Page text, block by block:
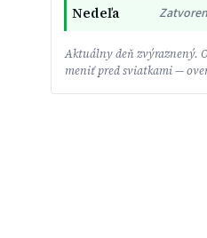
Nedeľa
Aktuálny deň zvýraznený.
meniť pred sviatkami —